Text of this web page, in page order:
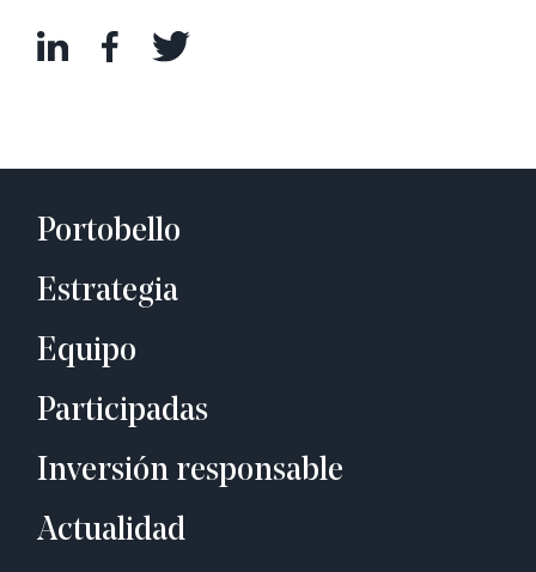
Portobello
Estrategia
Equipo
Participadas
Inversión responsable
Actualidad